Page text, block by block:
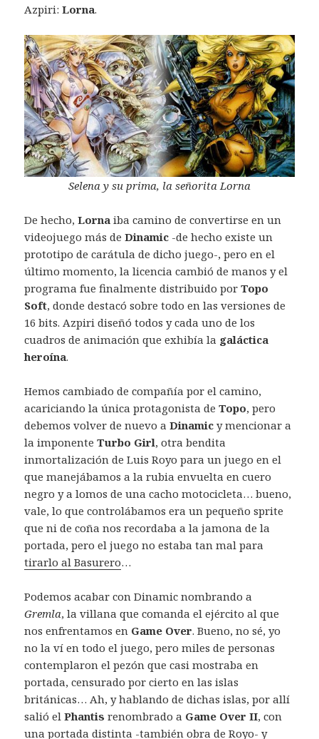
Azpiri:Lorna.
Selena y su prima, la señorita Lorna
De hecho,Lorna iba camino de convertirse en un
videojuego más deDinamic -de hecho existe un
prototipo de carátula de dicho juego-, pero en el
último momento, la licencia cambió de manos y el
programa fue finalmente distribuido porTopo
Soft, donde destacó sobre todo en las versiones de
16 bits. Azpiri diseñó todos y cada uno de los
cuadros de animación que exhibía la galáctica
heroína.
Hemos cambiado de compañía por el camino,
acariciando la única protagonista deTopo, pero
debemos volver de nuevo aDinamic y mencionar a
la imponenteTurbo Girl, otra bendita
inmortalización de Luis Royo para un juego en el
que manejábamos a la rubia envuelta en cuero
negro y a lomos de una cacho motocicleta… bueno,
vale, lo que controlábamos era un pequeño sprite
que ni de coña nos recordaba a la jamona de la
portada, pero el juego no estaba tan mal para
tirarlo al Basurero…
Podemos acabar con Dinamic nombrando a
Gremla, la villana que comanda el ejército al que
nos enfrentamos en Game Over. Bueno, no sé, yo
no la ví en todo el juego, pero miles de personas
contemplaron el pezón que casi mostraba en
portada, censurado por cierto en las islas
británicas… Ah, y hablando de dichas islas, por allí
salió elPhantis renombrado a Game Over II, con
una portada distinta -también obra de Royo- y